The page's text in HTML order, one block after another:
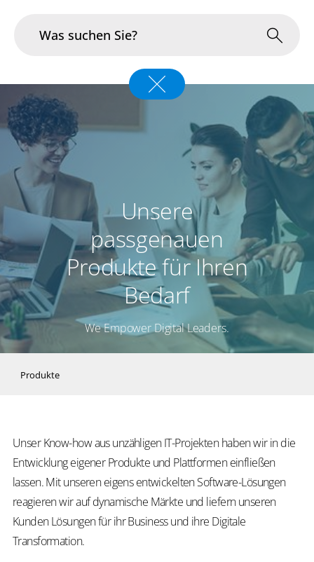
Im Fokus
Portfolio
Infrastruktur & Betrieb
Über uns
Karriere
Blog
Unsere
passgenauen
Produkte für Ihren
Bedarf
We Empower Digital Leaders.
Produkte
Unser Know-how aus unzähligen IT-Projekten haben wir in die
Entwicklung eigener Produkte und Plattformen einfließen
lassen. Mit unseren eigens entwickelten Software-Lösungen
reagieren wir auf dynamische Märkte und liefern unseren
Kunden Lösungen für ihr Business und ihre Digitale
Transformation.